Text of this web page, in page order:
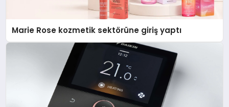
Marie Rose kozmetik sektörüne giriş yaptı